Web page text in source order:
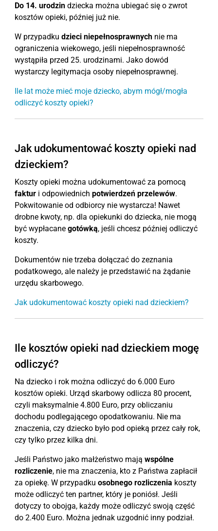
Do 14. urodzin dziecka można ubiegać się o zwrot
kosztów opieki, później już nie.
W przypadku dzieci niepełnosprawnych nie ma
ograniczenia wiekowego, jeśli niepełnosprawność
wystąpiła przed 25. urodzinami. Jako dowód
wystarczy legitymacja osoby niepełnosprawnej.
Ile lat może mieć moje dziecko, abym mógł/mogła
odliczyć koszty opieki?
Jak udokumentować koszty opieki nad
dzieckiem?
Koszty opieki można udokumentować za pomocą
faktur i odpowiednich potwierdzeń przelewów.
Pokwitowanie od odbiorcy nie wystarcza! Nawet
drobne kwoty, np. dla opiekunki do dziecka, nie mogą
być wypłacane gotówką, jeśli chcesz później odliczyć
koszty.
Dokumentów nie trzeba dołączać do zeznania
podatkowego, ale należy je przedstawić na żądanie
urzędu skarbowego.
Jak udokumentować koszty opieki nad dzieckiem?
Ile kosztów opieki nad dzieckiem mogę
odliczyć?
Na dziecko i rok można odliczyć do 6.000 Euro
kosztów opieki. Urząd skarbowy odlicza 80 procent,
czyli maksymalnie 4.800 Euro, przy obliczaniu
dochodu podlegającego opodatkowaniu. Nie ma
znaczenia, czy dziecko było pod opieką przez cały rok,
czy tylko przez kilka dni.
Jeśli Państwo jako małżeństwo mają wspólne
rozliczenie, nie ma znaczenia, kto z Państwa zapłacił
za opiekę. W przypadku osobnego rozliczenia koszty
może odliczyć ten partner, który je poniósł. Jeśli
dotyczy to obojga, każdy może odliczyć swoją część
do 2.400 Euro. Można jednak uzgodnić inny podział.